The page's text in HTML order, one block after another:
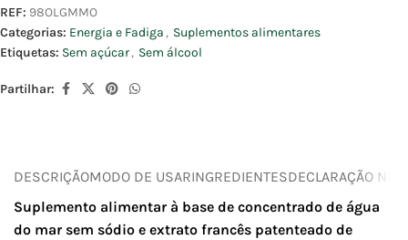
REF: 98OLGMMO
Categorias: Energia e Fadiga , Suplementos alimentares
Etiquetas: Sem açúcar, Sem álcool
Partilhar:
DESCRIÇÃOMODO DE USARINGREDIENTESDECLARAÇÃO
Suplemento alimentar à base de concentrado de água
do mar sem sódio e extrato francês patenteado de